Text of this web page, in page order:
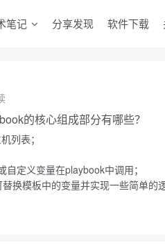
笔记 分享发现 软件下载
的核心组成部分有哪些？
列表；
自定义变量在playbook中调用；
换模板中的变量并实现一些简单的